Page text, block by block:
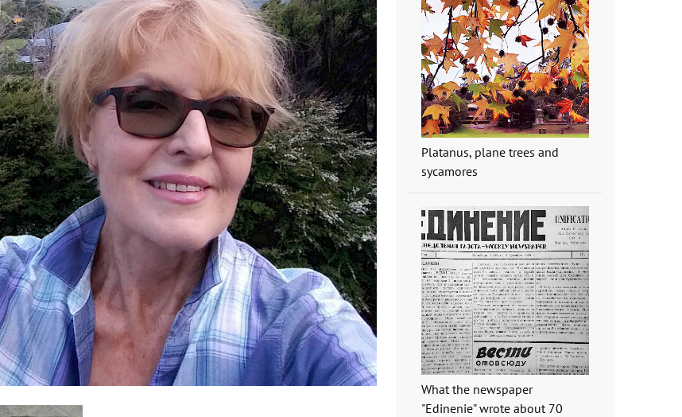
Platanus, plane trees and
sycamores
What the newspaper
"Edinenie" wrote about 70